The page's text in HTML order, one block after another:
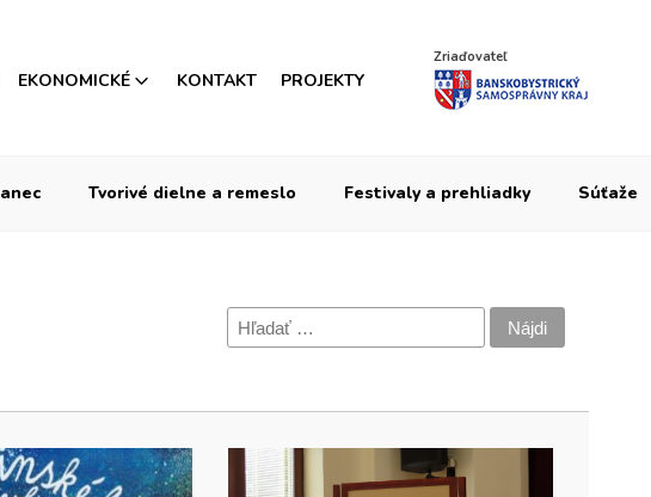
EKONOMICKÉ KONTAKT PROJEKTY
Zriaďovateľ
Tvorivé dielne a remeslo Festivaly a prehliadky Súťaže
Hľadať: